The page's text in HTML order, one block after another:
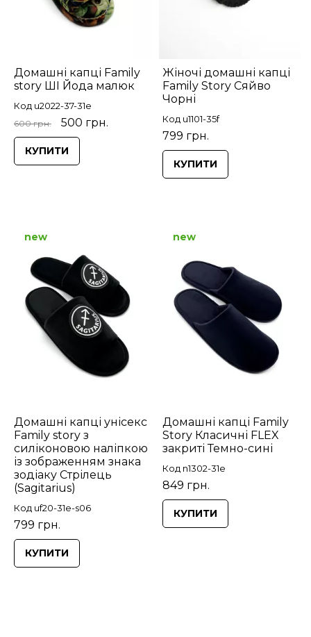
Домашні капці Family
story ШІ Йода малюк
Код u2022-37-31e
600 грн. 500 грн.
КУПИТИ
Жіночі домашні капці
Family Story Сяйво
Чорні
Код u1101-35f
799 грн.
КУПИТИ
Домашні капці унісекс
Family story з
силіконовою наліпкою
із зображенням знака
зодіаку Стрілець
(Sagitarius)
Код uf20-31e-s06
799 грн.
new
КУПИТИ
Домашні капці Family
Story Класичні FLEX
закриті Темно-сині
Код n1302-31e
849 грн.
new
КУПИТИ